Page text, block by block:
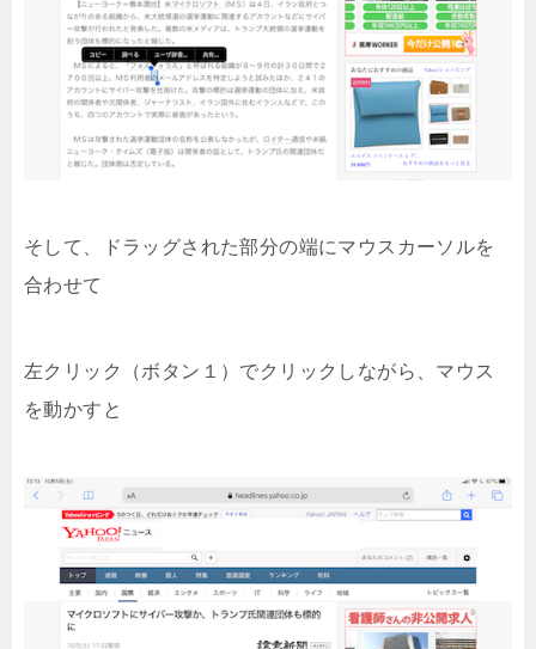
そして、ドラッグされた部分の端にマウスカーソルを
合わせて
左クリック（ボタン１）でクリックしながら、マウス
を動かすと